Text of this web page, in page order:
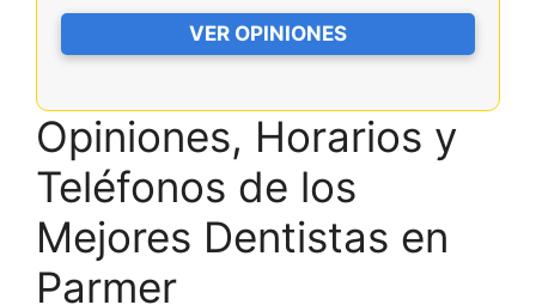
VER OPINIONES
Opiniones, Horarios y
Teléfonos de los
Mejores Dentistas en
Parmer